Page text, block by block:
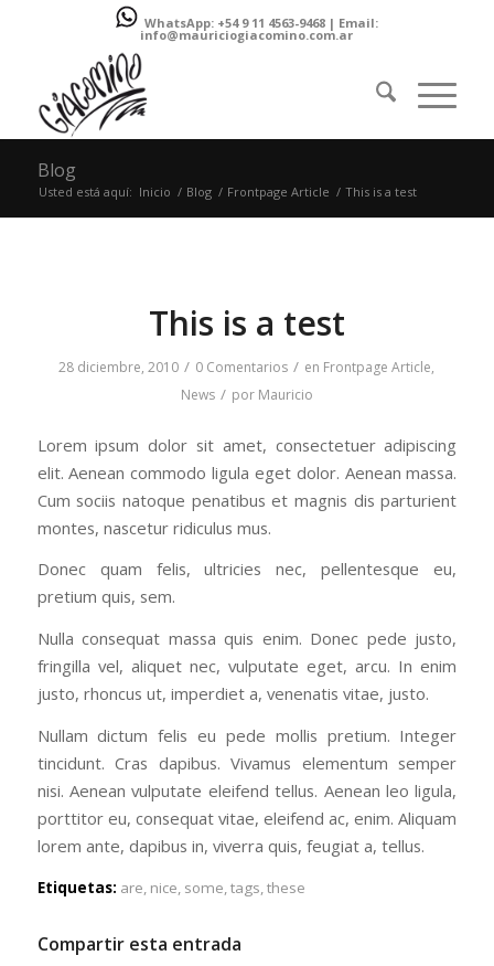
WhatsApp: +54 9 11 4563-9468 | Email:
info@mauriciogiacomino.com.ar
Blog
Usted está aquí: Inicio / Blog / Frontpage Article / This is a test
This is a test
28 diciembre, 2010 / 0 Comentarios / en Frontpage Article,
News / por Mauricio
Lorem ipsum dolor sit amet, consectetuer adipiscing
elit. Aenean commodo ligula eget dolor. Aenean massa.
Cum sociis natoque penatibus et magnis dis parturient
montes, nascetur ridiculus mus.
Donec quam felis, ultricies nec, pellentesque eu,
pretium quis, sem.
Nulla consequat massa quis enim. Donec pede justo,
fringilla vel, aliquet nec, vulputate eget, arcu. In enim
justo, rhoncus ut, imperdiet a, venenatis vitae, justo.
Nullam dictum felis eu pede mollis pretium. Integer
tincidunt. Cras dapibus. Vivamus elementum semper
nisi. Aenean vulputate eleifend tellus. Aenean leo ligula,
porttitor eu, consequat vitae, eleifend ac, enim. Aliquam
lorem ante, dapibus in, viverra quis, feugiat a, tellus.
Etiquetas: are nice some tags these
Compartir esta entrada